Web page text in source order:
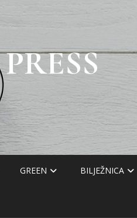
GREEN BILJEŽNICA